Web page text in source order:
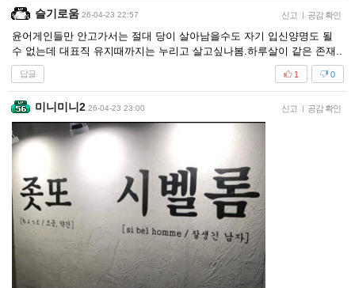
슬기로움 26-04-23 22:57 신고 | 공감 확인
윤어게인들만 안고가서는 절대 당이 살아남을수도 자기 입신양명도 될
수 없는데 대표직 유지때까지는 누리고 살고싶나봄.하루살이 같은 존재..
답글 0
1
미니미니2 26-04-23 23:00 신고 | 공감 확인